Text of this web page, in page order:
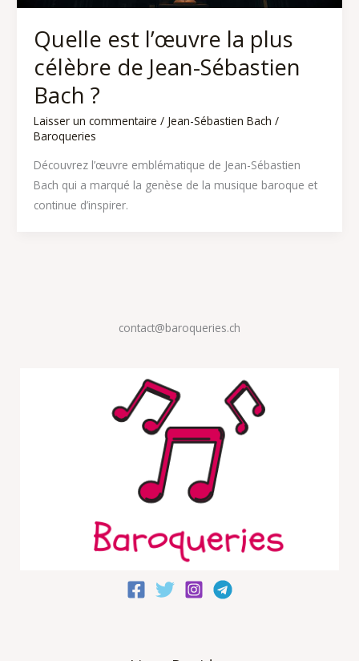
Quelle est l’œuvre la plus
célèbre de Jean-Sébastien
Bach ?
Laisser un commentaire / Jean-Sébastien Bach /
Baroqueries
Découvrez l’œuvre emblématique de Jean-Sébastien
Bach qui a marqué la genèse de la musique baroque et
continue d’inspirer.
contact@baroqueries.ch